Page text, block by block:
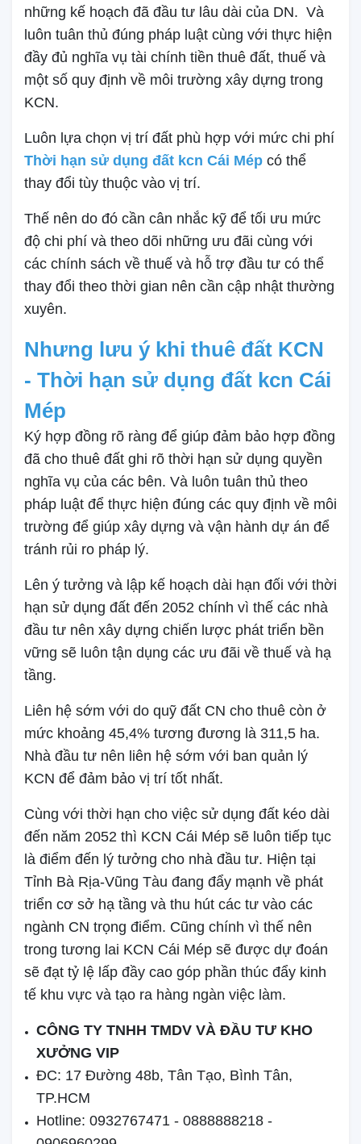
những kế hoạch đã đầu tư lâu dài của DN. Và
luôn tuân thủ đúng pháp luật cùng với thực hiện
đầy đủ nghĩa vụ tài chính tiền thuê đất, thuế và
một số quy định về môi trường xây dựng trong
KCN.
Luôn lựa chọn vị trí đất phù hợp với mức chi phí
Thời hạn sử dụng đất kcn Cái Mép có thể
thay đổi tùy thuộc vào vị trí.
Thế nên do đó cần cân nhắc kỹ để tối ưu mức
độ chi phí và theo dõi những ưu đãi cùng với
các chính sách về thuế và hỗ trợ đầu tư có thể
thay đổi theo thời gian nên cần cập nhật thường
xuyên.
Nhưng lưu ý khi thuê đất KCN
- Thời hạn sử dụng đất kcn Cái
Mép
Ký hợp đồng rõ ràng để giúp đảm bảo hợp đồng
đã cho thuê đất ghi rõ thời hạn sử dụng quyền
nghĩa vụ của các bên. Và luôn tuân thủ theo
pháp luật để thực hiện đúng các quy định về môi
trường để giúp xây dựng và vận hành dự án để
tránh rủi ro pháp lý.
Lên ý tưởng và lập kế hoạch dài hạn đối với thời
hạn sử dụng đất đến 2052 chính vì thế các nhà
đầu tư nên xây dựng chiến lược phát triển bền
vững sẽ luôn tận dụng các ưu đãi về thuế và hạ
tầng.
Liên hệ sớm với do quỹ đất CN cho thuê còn ở
mức khoảng 45,4% tương đương là 311,5 ha.
Nhà đầu tư nên liên hệ sớm với ban quản lý
KCN để đảm bảo vị trí tốt nhất.
Cùng với thời hạn cho việc sử dụng đất kéo dài
đến năm 2052 thì KCN Cái Mép sẽ luôn tiếp tục
là điểm đến lý tưởng cho nhà đầu tư. Hiện tại
Tỉnh Bà Rịa-Vũng Tàu đang đẩy mạnh về phát
triển cơ sở hạ tầng và thu hút các tư vào các
ngành CN trọng điểm. Cũng chính vì thế nên
trong tương lai KCN Cái Mép sẽ được dự đoán
sẽ đạt tỷ lệ lấp đầy cao góp phần thúc đẩy kinh
tế khu vực và tạo ra hàng ngàn việc làm.
CÔNG TY TNHH TMDV VÀ ĐẦU TƯ KHO
XƯỞNG VIP
ĐC: 17 Đường 48b, Tân Tạo, Bình Tân,
TP.HCM
Hotline: 0932767471 - 0888888218 -